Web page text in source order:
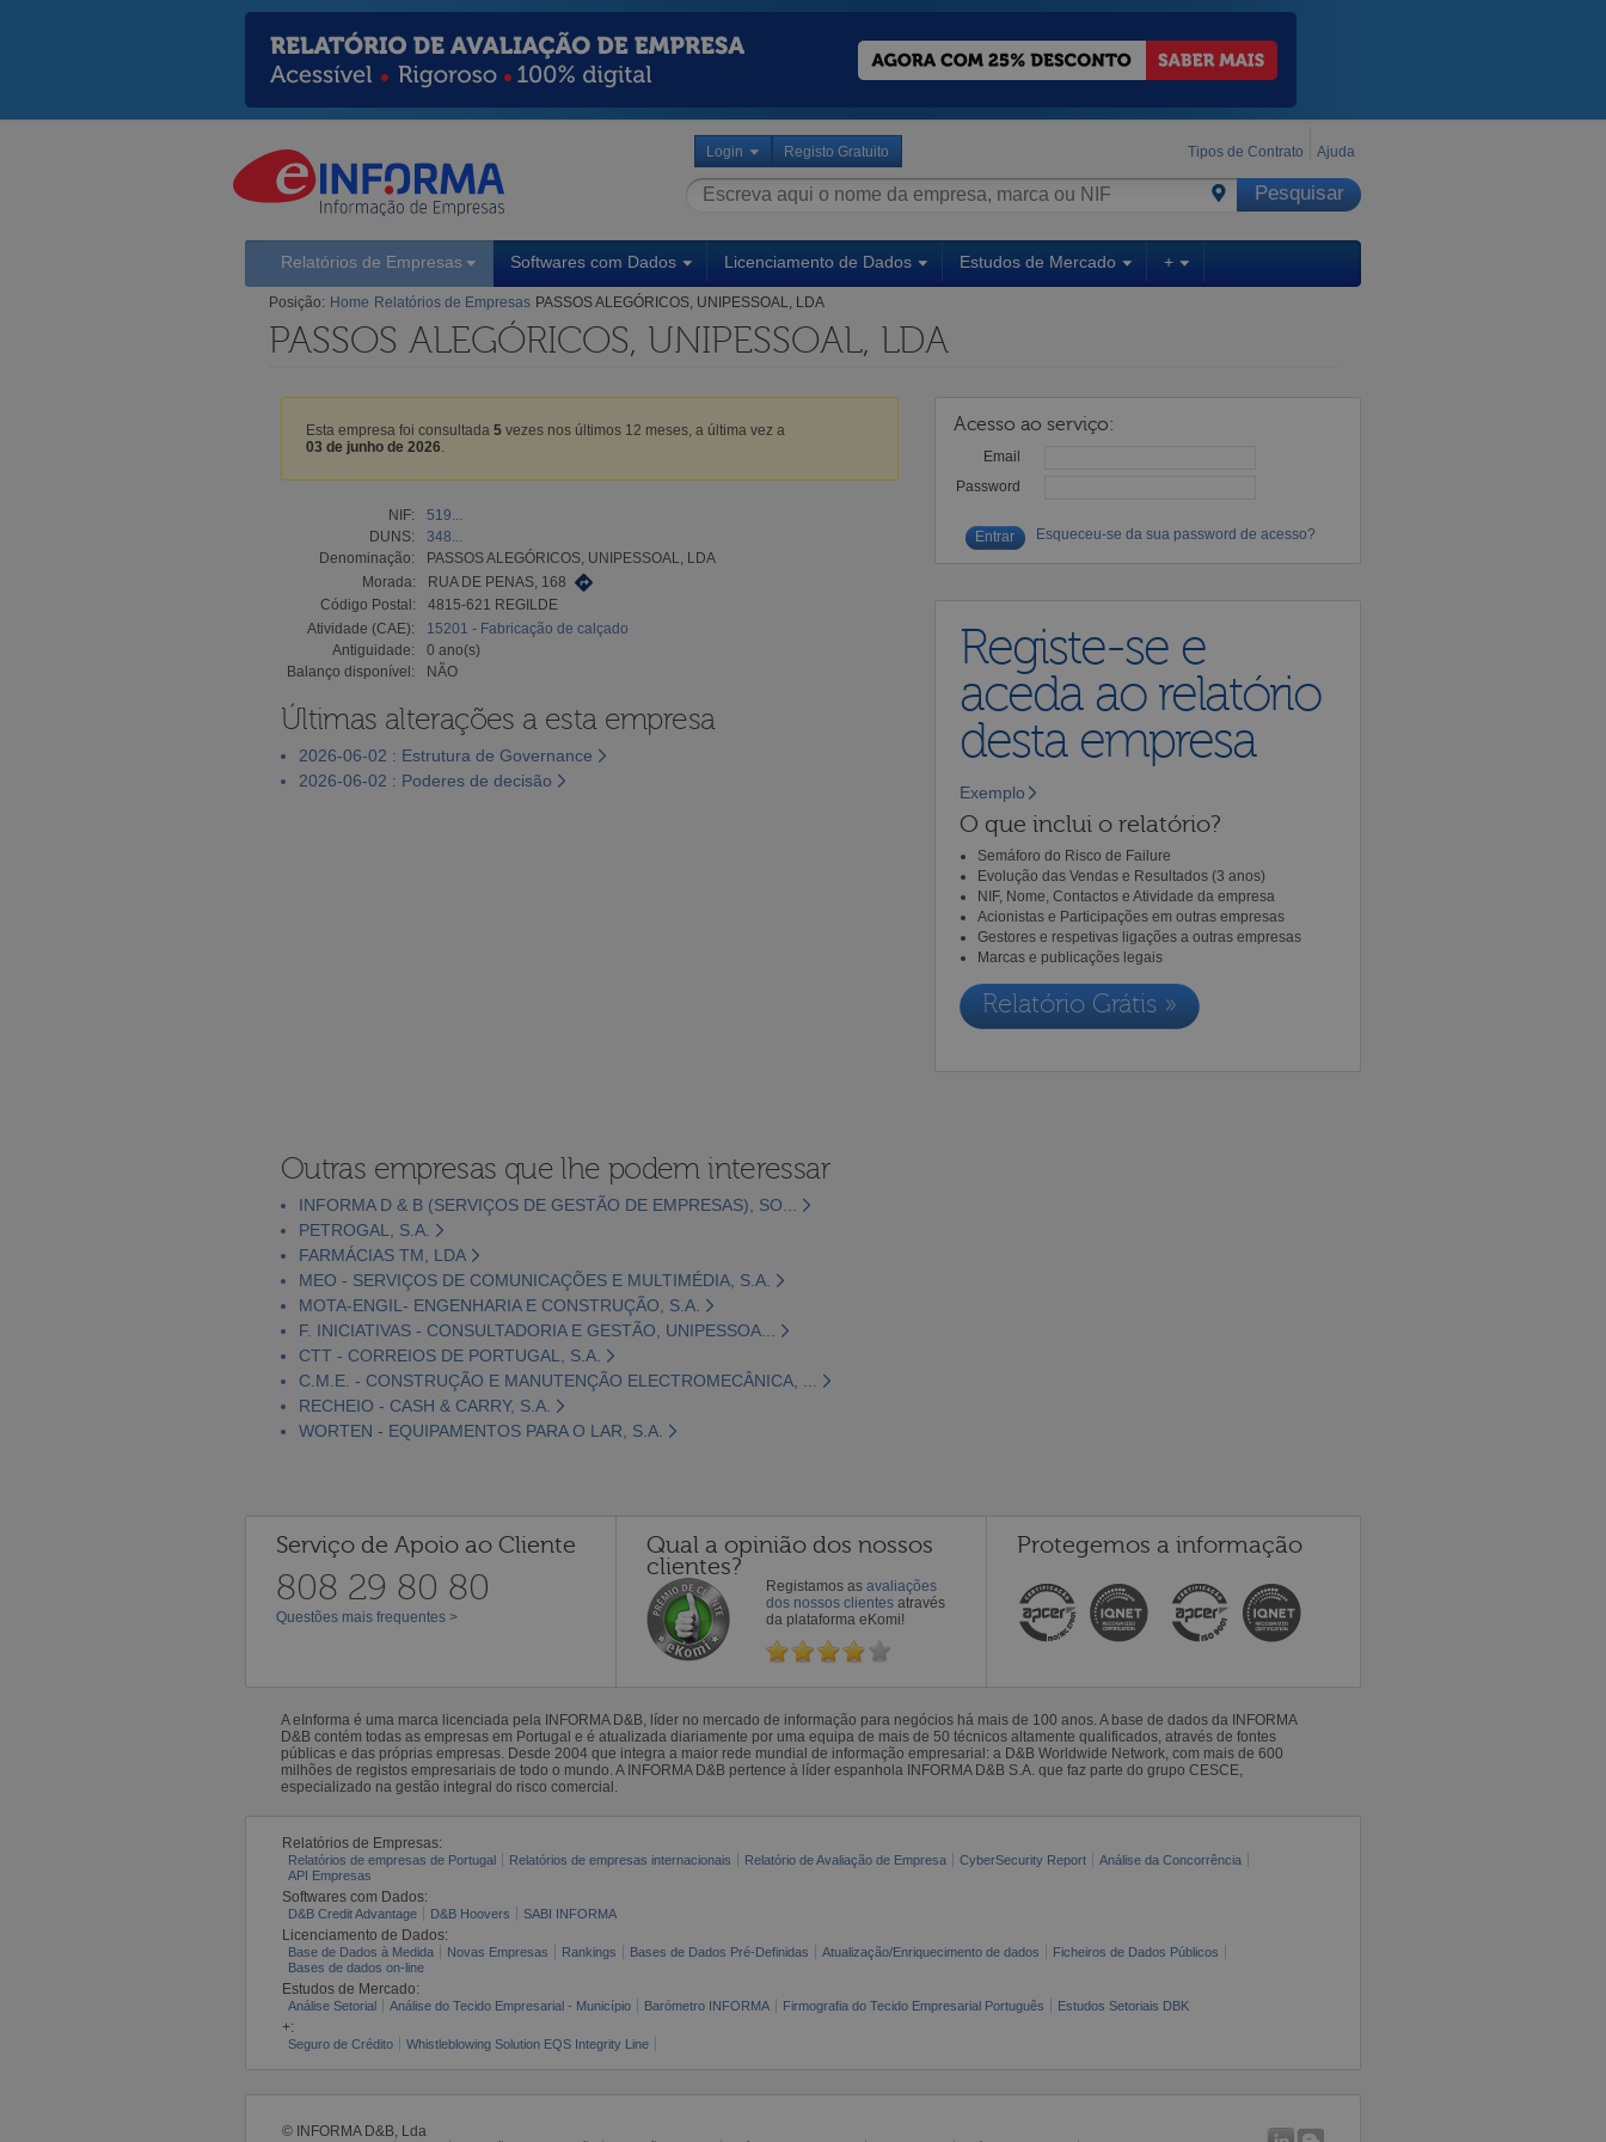
Login Registo Gratuito Tipos de Contrato Ajuda
Relatórios de Empresas Softwares com Dados Licenciamento de Dados Estudos de Mercado +
Posição: Home Relatórios de Empresas PASSOS ALEGÓRICOS, UNIPESSOAL, LDA
PASSOS ALEGÓRICOS, UNIPESSOAL, LDA
Esta empresa foi consultada 5 vezes nos últimos 12 meses, a última vez a
03 de junho de 2026
NIF:
519...
DUNS:
348...
Denominação:
PASSOS ALEGÓRICOS, UNIPESSOAL, LDA
Morada:
RUA DE PENAS, 168
Código Postal:
4815-621 REGILDE
Atividade (CAE):
15201 - Fabricação de calçado
Antiguidade:
0 ano(s)
Balanço disponível:
NÃO
Últimas alterações a esta empresa
2026-06-02 : Estrutura de Governance
2026-06-02 : Poderes de decisão
Acesso ao serviço:
Email
Password
Esqueceu-se da sua password de acesso?
Registe-se e
aceda ao relatório
desta empresa
Exemplo
O que inclui o relatório?
Semáforo do Risco de Failure
Evolução das Vendas e Resultados (3 anos)
NIF, Nome, Contactos e Atividade da empresa
Acionistas e Participações em outras empresas
Gestores e respetivas ligações a outras empresas
Marcas e publicações legais
Relatório Grátis »
Outras empresas que lhe podem interessar
INFORMA D & B (SERVIÇOS DE GESTÃO DE EMPRESAS), SO...
PETROGAL, S.A.
FARMÁCIAS TM, LDA
MEO - SERVIÇOS DE COMUNICAÇÕES E MULTIMÉDIA, S.A.
MOTA-ENGIL- ENGENHARIA E CONSTRUÇÃO, S.A.
F. INICIATIVAS - CONSULTADORIA E GESTÃO, UNIPESSOA...
CTT - CORREIOS DE PORTUGAL, S.A.
C.M.E. - CONSTRUÇÃO E MANUTENÇÃO ELECTROMECÂNICA, ...
RECHEIO - CASH & CARRY, S.A.
WORTEN - EQUIPAMENTOS PARA O LAR, S.A.
Serviço de Apoio ao Cliente
808 29 80 80
Questões mais frequentes >
Qual a opinião dos nossos
clientes?
Registamos as avaliações
dos nossos clientes através
da plataforma eKomi!
Protegemos a informação
A eInforma é uma marca licenciada pela INFORMA D&B, líder no mercado de informação para negócios há mais de 100 anos. A base de dados da INFORMA
D&B contém todas as empresas em Portugal e é atualizada diariamente por uma equipa de mais de 50 técnicos altamente qualificados, através de fontes
públicas e das próprias empresas. Desde 2004 que integra a maior rede mundial de informação empresarial: a D&B Worldwide Network, com mais de 600
milhões de registos empresariais de todo o mundo. A INFORMA D&B pertence à líder espanhola INFORMA D&B S.A. que faz parte do grupo CESCE,
especializado na gestão integral do risco comercial.
Relatórios de Empresas:
Relatórios de empresas de Portugal Relatórios de empresas internacionais Relatório de Avaliação de Empresa CyberSecurity Report
Análise da Concorrência
API Empresas
Softwares com Dados:
D&B Credit Advantage D&B Hoovers SABI INFORMA
Licenciamento de Dados:
Base de Dados à Medida Novas Empresas Rankings Bases de Dados Pré-Definidas Atualização/Enriquecimento de dados
Ficheiros de Dados Públicos
Bases de dados on-line
Estudos de Mercado:
Análise Setorial Análise do Tecido Empresarial - Município Barómetro INFORMA Firmografia do Tecido Empresarial Português Estudos Setoriais DBK
+:
Seguro de Crédito Whistleblowing Solution EQS Integrity Line
© INFORMA D&B, Lda